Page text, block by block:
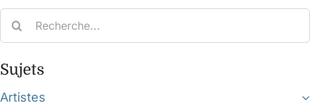
S'abonner
Sujets
Artistes